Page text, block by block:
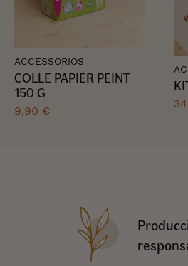
ACCESSORIOS
COLLE PAPIER PEINT
150 G
9,90 €